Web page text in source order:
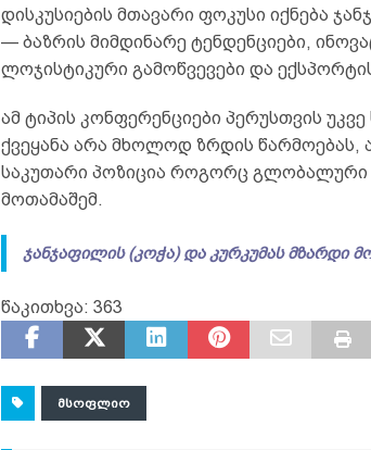
დისკუსიების მთავარი ფოკუსი იქნება
— ბაზრის მიმდინარე ტენდენციები,
ლოჯისტიკური გამოწვევები და
ამ ტიპის კონფერენციები პერუსთვის
ქვეყანა არა მხოლოდ ზრდის
საკუთარი პოზიცია როგორც გლობალური
მოთამაშემ.
ჯანჯაფილის (კოჭა) და კურკუმას მზარდი
წაკითხვა: 363
ᲛᲡᲝᲤᲚᲘᲝ